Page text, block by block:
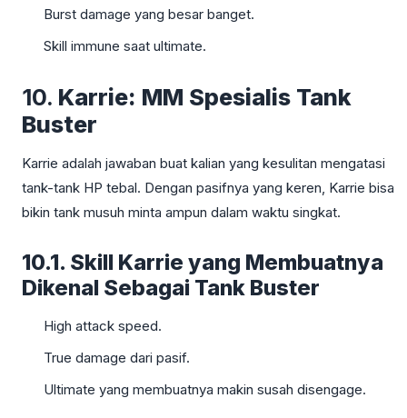
Burst damage yang besar banget.
Skill immune saat ultimate.
10. Karrie: MM Spesialis Tank
Buster
Karrie adalah jawaban buat kalian yang kesulitan mengatasi
tank-tank HP tebal. Dengan pasifnya yang keren, Karrie bisa
bikin tank musuh minta ampun dalam waktu singkat.
10.1. Skill Karrie yang Membuatnya
Dikenal Sebagai Tank Buster
High attack speed.
True damage dari pasif.
Ultimate yang membuatnya makin susah disengage.